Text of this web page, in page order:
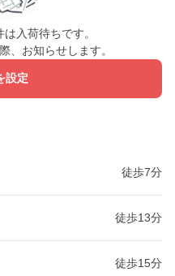
入荷待ちです。
、お知らせします。
設定
徒歩7分
徒歩13分
徒歩15分